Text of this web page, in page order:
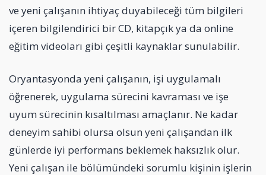
ve yeni çalışanın ihtiyaç duyabileceği tüm bilgileri
içeren bilgilendirici bir CD, kitapçık ya da online
eğitim videoları gibi çeşitli kaynaklar sunulabilir.
Oryantasyonda yeni çalışanın, işi uygulamalı
öğrenerek, uygulama sürecini kavraması ve işe
uyum sürecinin kısaltılması amaçlanır. Ne kadar
deneyim sahibi olursa olsun yeni çalışandan ilk
günlerde iyi performans beklemek haksızlık olur.
Yeni çalışan ile bölümündeki sorumlu kişinin işlerin